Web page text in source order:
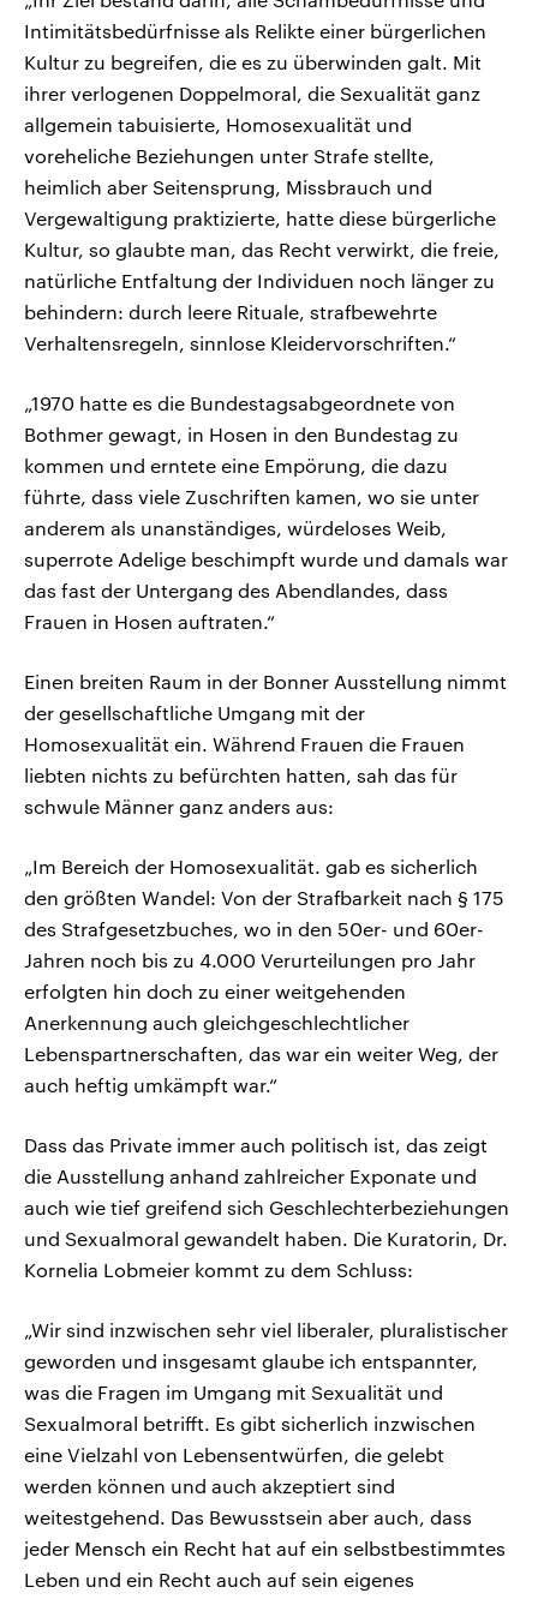
Intimitätsbedürfnisse als Relikte einer bürgerlichen
Kultur zu begreifen, die es zu überwinden galt. Mit
ihrer verlogenen Doppelmoral, die Sexualität ganz
allgemein tabuisierte, Homosexualität und
voreheliche Beziehungen unter Strafe stellte,
heimlich aber Seitensprung, Missbrauch und
Vergewaltigung praktizierte, hatte diese bürgerliche
Kultur, so glaubte man, das Recht verwirkt, die freie,
natürliche Entfaltung der Individuen noch länger zu
behindern: durch leere Rituale, strafbewehrte
Verhaltensregeln, sinnlose Kleidervorschriften.“
„1970 hatte es die Bundestagsabgeordnete von
Bothmer gewagt, in Hosen in den Bundestag zu
kommen und erntete eine Empörung, die dazu
führte, dass viele Zuschriften kamen, wo sie unter
anderem als unanständiges, würdeloses Weib,
superrote Adelige beschimpft wurde und damals war
das fast der Untergang des Abendlandes, dass
Frauen in Hosen auftraten.“
Einen breiten Raum in der Bonner Ausstellung nimmt
der gesellschaftliche Umgang mit der
Homosexualität ein. Während Frauen die Frauen
liebten nichts zu befürchten hatten, sah das für
schwule Männer ganz anders aus:
„Im Bereich der Homosexualität. gab es sicherlich
den größten Wandel: Von der Strafbarkeit nach § 175
des Strafgesetzbuches, wo in den 50er- und 60er-
Jahren noch bis zu 4.000 Verurteilungen pro Jahr
erfolgten hin doch zu einer weitgehenden
Anerkennung auch gleichgeschlechtlicher
Lebenspartnerschaften, das war ein weiter Weg, der
auch heftig umkämpft war.“
Dass das Private immer auch politisch ist, das zeigt
die Ausstellung anhand zahlreicher Exponate und
auch wie tief greifend sich Geschlechterbeziehungen
und Sexualmoral gewandelt haben. Die Kuratorin, Dr.
Kornelia Lobmeier kommt zu dem Schluss:
„Wir sind inzwischen sehr viel liberaler, pluralistischer
geworden und insgesamt glaube ich entspannter,
was die Fragen im Umgang mit Sexualität und
Sexualmoral betrifft. Es gibt sicherlich inzwischen
eine Vielzahl von Lebensentwürfen, die gelebt
werden können und auch akzeptiert sind
weitestgehend. Das Bewusstsein aber auch, dass
jeder Mensch ein Recht hat auf ein selbstbestimmtes
Leben und ein Recht auch auf sein eigenes